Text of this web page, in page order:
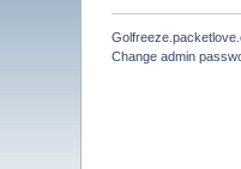
Change admin